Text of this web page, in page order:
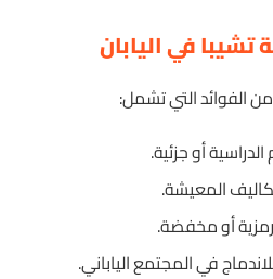
في اليابان
الفوائد التي تشمل:
أو جزئية.
المعيشة.
أو مخفضة.
في المجتمع الياباني.